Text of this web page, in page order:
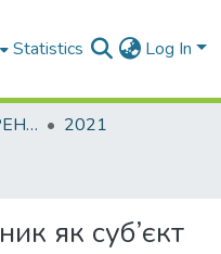
Statistics Log In
МАТЕРІАЛИ КОНФЕРЕНЦІЙ
2021
як суб’єкт